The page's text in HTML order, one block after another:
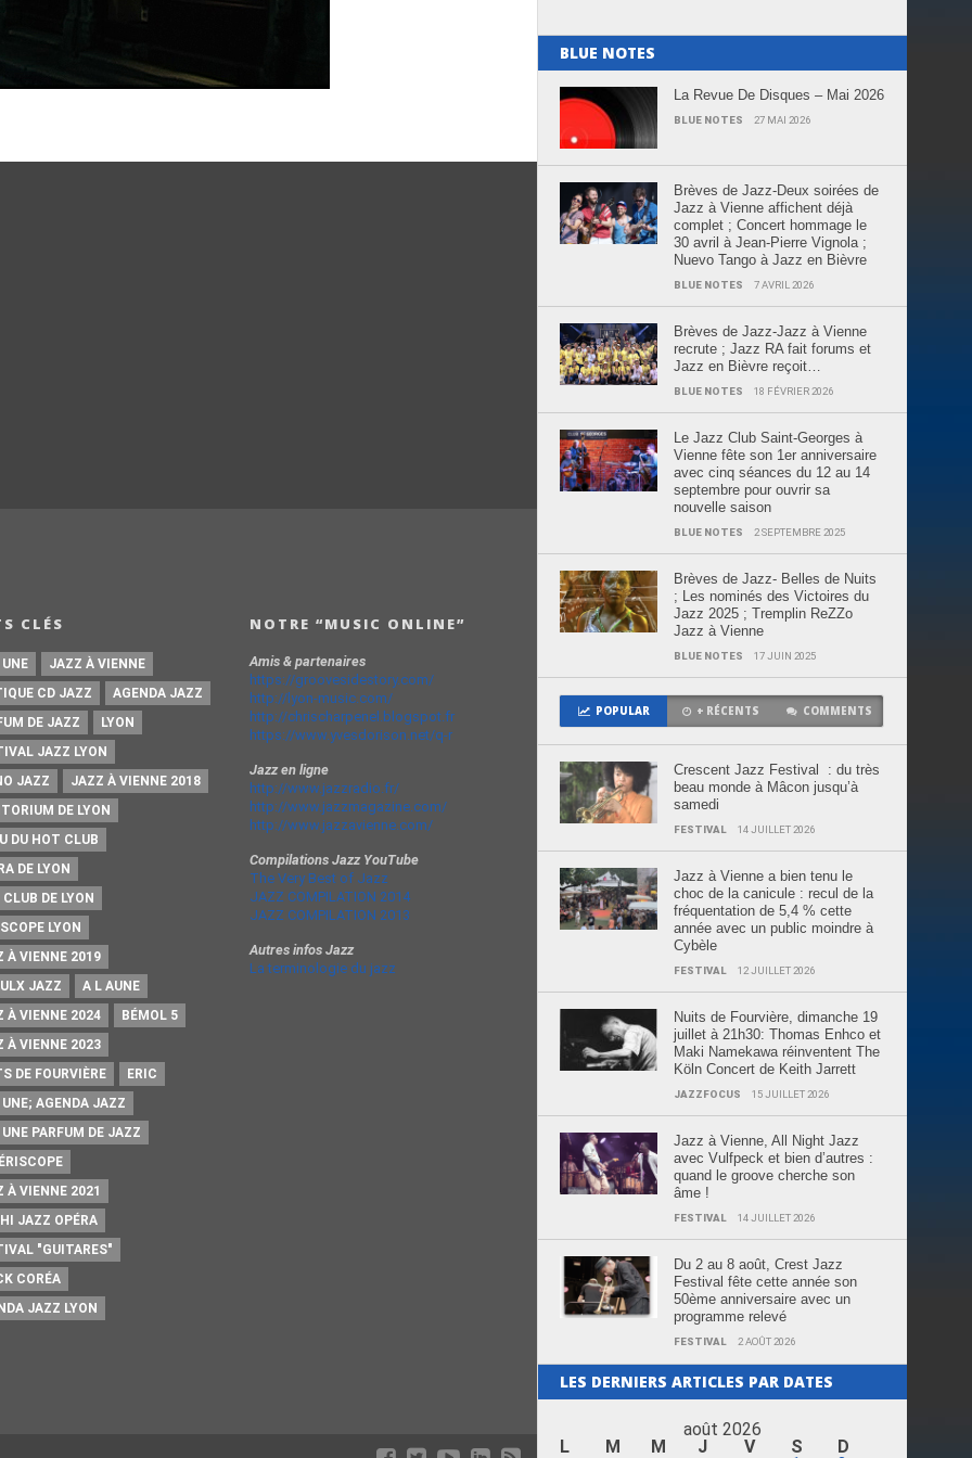
BLUE NOTES
La Revue De Disques – Mai 2026
BLUE NOTES 27 MAI 2026
Brèves de Jazz-Deux soirées de
Jazz à Vienne affichent déjà
complet ; Concert hommage le
30 avril à Jean-Pierre Vignola ;
Nuevo Tango à Jazz en Bièvre
BLUE NOTES 7 AVRIL 2026
Brèves de Jazz-Jazz à Vienne
recrute ; Jazz RA fait forums et
Jazz en Bièvre reçoit…
BLUE NOTES 18 FÉVRIER 2026
Le Jazz Club Saint-Georges à
Vienne fête son 1er anniversaire
avec cinq séances du 12 au 14
septembre pour ouvrir sa
nouvelle saison
BLUE NOTES 2 SEPTEMBRE 2025
Brèves de Jazz- Belles de Nuits
; Les nominés des Victoires du
Jazz 2025 ; Tremplin ReZZo
Jazz à Vienne
BLUE NOTES 17 JUIN 2025
POPULAR + RÉCENTS COMMENTS
Crescent Jazz Festival : du très
beau monde à Mâcon jusqu’à
samedi
FESTIVAL 14 JUILLET 2026
Jazz à Vienne a bien tenu le
choc de la canicule : recul de la
fréquentation de 5,4 % cette
année avec un public moindre à
Cybèle
FESTIVAL 12 JUILLET 2026
Nuits de Fourvière, dimanche 19
juillet à 21h30: Thomas Enhco et
Maki Namekawa réinventent The
Köln Concert de Keith Jarrett
JAZZFOCUS 15 JUILLET 2026
Jazz à Vienne, All Night Jazz
avec Vulfpeck et bien d’autres :
quand le groove cherche son
âme !
FESTIVAL 14 JUILLET 2026
Du 2 au 8 août, Crest Jazz
Festival fête cette année son
50ème anniversaire avec un
programme relevé
FESTIVAL 2 AOÛT 2026
LES DERNIERS ARTICLES PAR DATES
août 2026
L
M M J V S
D
CLÉS
JAZZ À VIENNE
CD JAZZ
AGENDA JAZZ
DE JAZZ
LYON
JAZZ LYON
JAZZ
JAZZ À VIENNE 2018
DE LYON
DU HOT CLUB
DE LYON
DE LYON
LYON
À VIENNE 2019
JAZZ
A L AUNE
À VIENNE 2024
BÉMOL 5
À VIENNE 2023
DE FOURVIÈRE
ERIC
AGENDA JAZZ
PARFUM DE JAZZ
À VIENNE 2021
JAZZ OPÉRA
"GUITARES"
CORÉA
JAZZ LYON
NOTRE “MUSIC ONLINE”
Amis & partenaires
https://groovesidestory.com/
http://lyon-music.com/
http://chrischarpenel.blogspot.fr
https://www.yvesdorison.net/q-r
Jazz en ligne
http://www.jazzradio.fr/
http://www.jazzmagazine.com/
http://www.jazzavienne.com/
Compilations Jazz YouTube
The Very Best of Jazz
JAZZ COMPILATION 2014
JAZZ COMPILATION 2013
Autres infos Jazz
La terminologie du jazz